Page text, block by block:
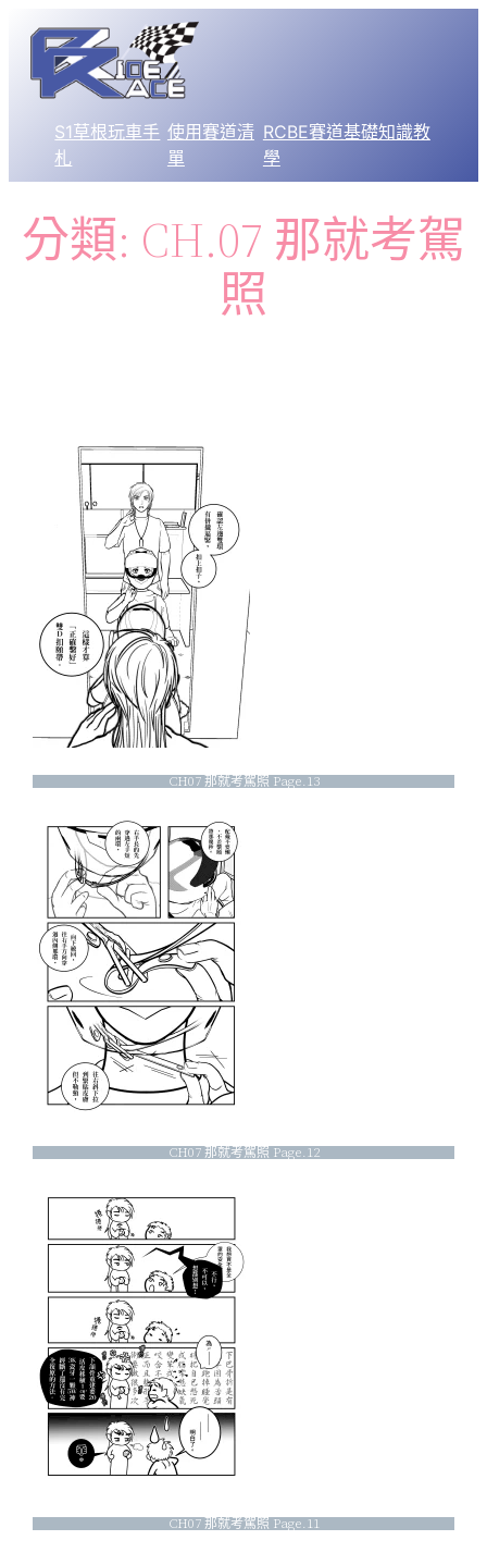
S1草根玩車手
札
使用賽道清
單
RCBE賽道基礎知識教
學
分類: CH.07 那就考駕
照
CH07 那就考駕照 Page.13
CH07 那就考駕照 Page.12
CH07 那就考駕照 Page.11